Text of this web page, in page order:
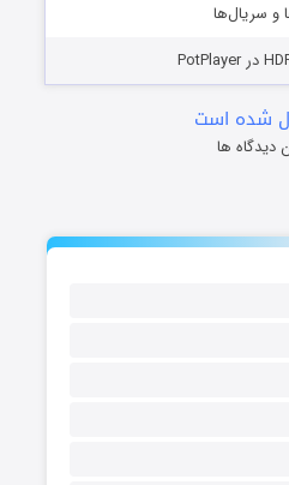
و سریال‌ها
شده است
ها